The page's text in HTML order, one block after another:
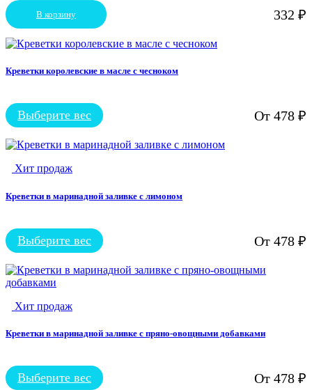
332 ₽
В корзину
Креветки королевские в масле с чесноком
От 478 ₽
Выберите вес
Этот
имеет
вариаций.
можно
странице
товара.
Хит продаж
Креветки в маринадной заливке с лимоном
От 478 ₽
Выберите вес
Этот
имеет
несколько
Опции
выбрать
товара.
Хит продаж
Креветки в маринадной заливке с пряно-овощными добавками
От 478 ₽
Выберите вес
Этот